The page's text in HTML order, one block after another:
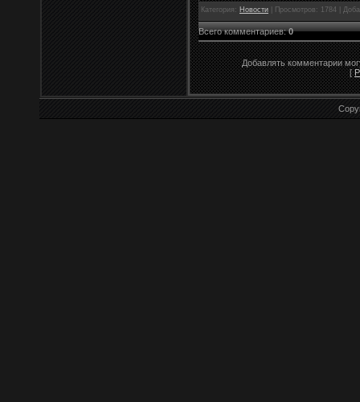
Категория: Новости | Просмотров: 1784 |
Всего комментариев:0
Добавлять комментарии
[